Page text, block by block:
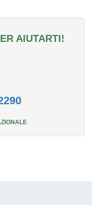
AIUTARTI!